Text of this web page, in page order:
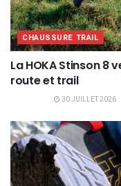
CHAUSSURE TRAIL
La HOKA Stinson
route et trail
30 JUILLET 2026